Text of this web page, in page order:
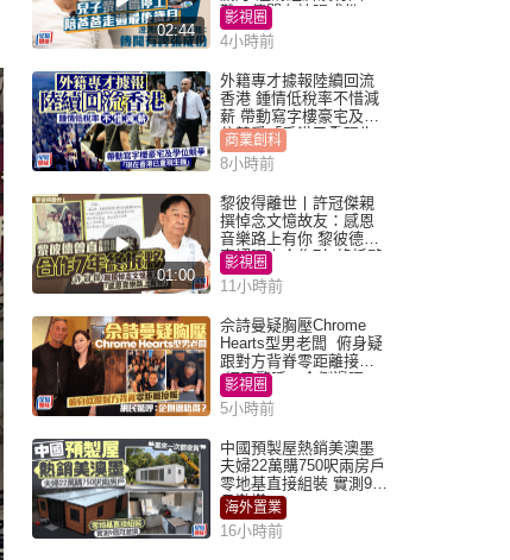
02:44
難：傳聞有誇張成份
影視圈
4小時前
外籍專才據報陸續回流
香港 鍾情低稅率不惜減
薪 帶動寫字樓豪宅及學
位競爭「香港已重現生
機」
商業創科
8小時前
01:00
黎彼得離世丨許冠傑親
撰悼念文憶故友：感恩
音樂路上有你 黎彼德曾
直認唔夾合作7年終拆夥
影視圈
11小時前
佘詩曼疑胸壓Chrome
Hearts型男老闆 俯身疑
跟對方背脊零距離接觸
網民驚呼：企側邊唔
得？
影視圈
5小時前
中國預製屋熱銷美澳墨
夫婦22萬購750呎兩房戶
零地基直接組裝 實測9個
月激讚
海外置業
16小時前